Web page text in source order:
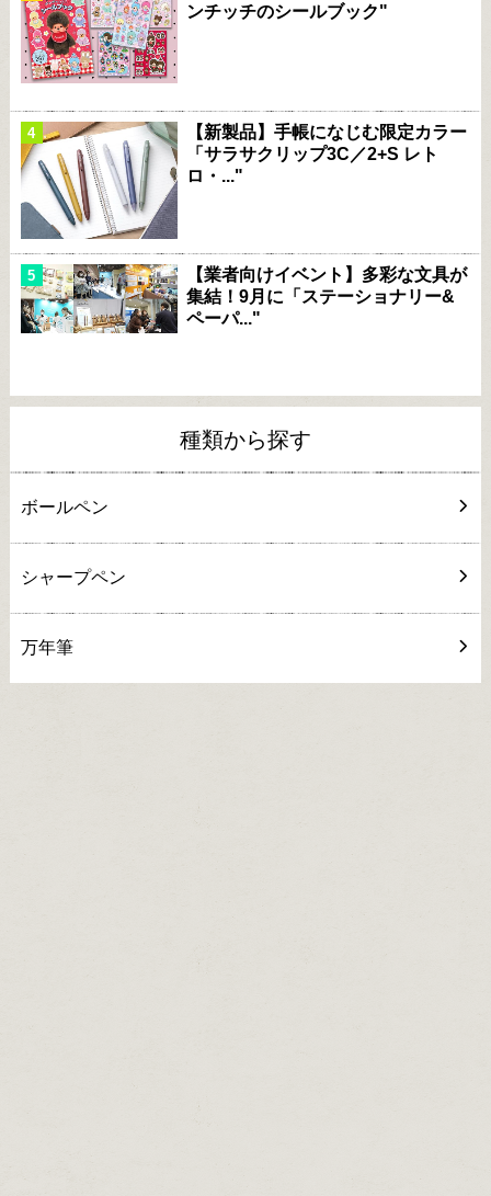
ンチッチのシールブック"
【新製品】手帳になじむ限定カラー
「サラサクリップ3C／2+S レト
ロ・..."
【業者向けイベント】多彩な文具が
集結！9月に「ステーショナリー&
ペーパ..."
種類から探す
ボールペン
シャープペン
万年筆